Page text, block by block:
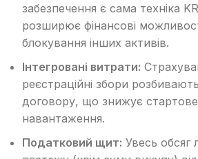
забезпечення є сама техніка
розширює фінансові
блокування інших активів.
Інтегровані витрати:
реєстраційні збори
договору, що знижує стартове
навантаження.
Податковий щит: Увесь обсяг